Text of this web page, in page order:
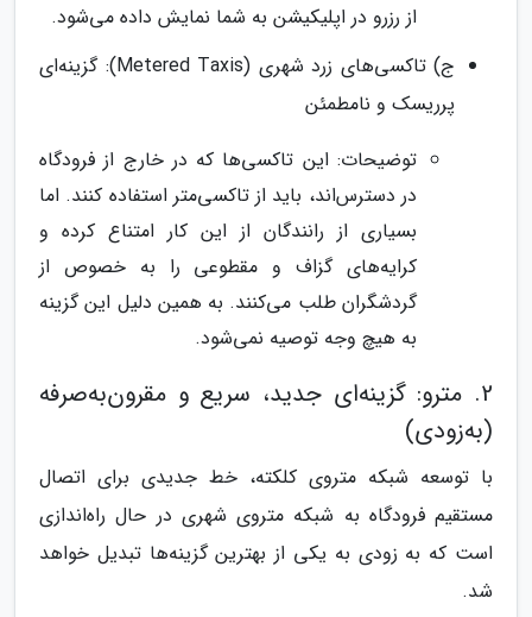
از رزرو در اپلیکیشن به شما نمایش داده می‌شود.
ج) تاکسی‌های زرد شهری (Metered Taxis): گزینه‌ای
پرریسک و نامطمئن
توضیحات: این تاکسی‌ها که در خارج از فرودگاه
در دسترس‌اند، باید از تاکسی‌متر استفاده کنند. اما
بسیاری از رانندگان از این کار امتناع کرده و
کرایه‌های گزاف و مقطوعی را به خصوص از
گردشگران طلب می‌کنند. به همین دلیل این گزینه
به هیچ وجه توصیه نمی‌شود.
2. مترو: گزینه‌ای جدید، سریع و مقرون‌به‌صرفه
(به‌زودی)
با توسعه شبکه متروی کلکته، خط جدیدی برای اتصال
مستقیم فرودگاه به شبکه متروی شهری در حال راه‌اندازی
است که به زودی به یکی از بهترین گزینه‌ها تبدیل خواهد
شد.